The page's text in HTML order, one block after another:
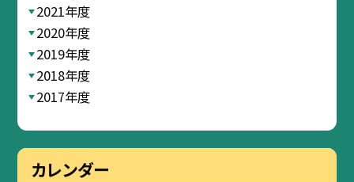
2021年度
2020年度
2019年度
2018年度
2017年度
カレンダー